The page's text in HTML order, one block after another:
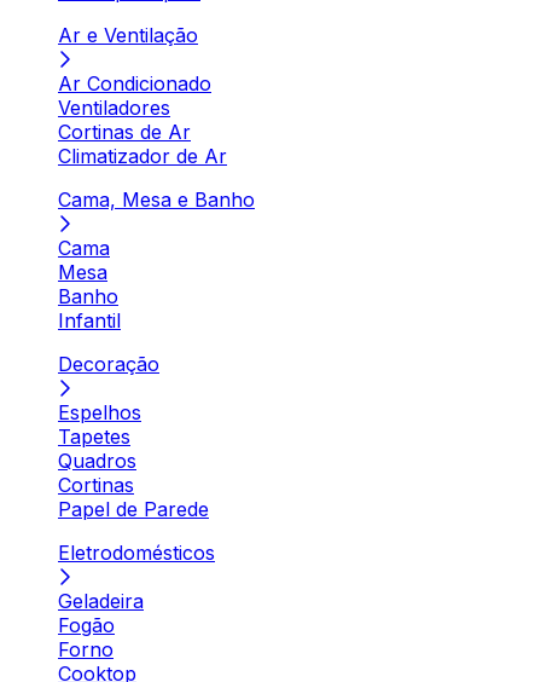
Ar e Ventilação
Ar Condicionado
Ventiladores
Cortinas de Ar
Climatizador de Ar
Cama, Mesa e Banho
Cama
Mesa
Banho
Infantil
Decoração
Espelhos
Tapetes
Quadros
Cortinas
Papel de Parede
Eletrodomésticos
Geladeira
Fogão
Forno
Cooktop